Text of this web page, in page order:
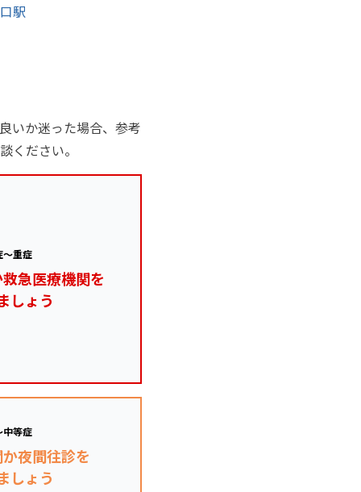
駅
いか迷った場合、参考
ください。
～重症
急医療機関を
しょう
中等症
夜間往診を
しょう